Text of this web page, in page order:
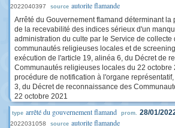
2022040397 source autorite flamande
Arrêté du Gouvernement flamand déterminant la
de la recevabilité des indices sérieux d'un
administration du culte par le Service de collecte
communautés religieuses locales et de
exécution de l'article 19, alinéa 6, du Décret de
Communautés religieuses locales du 22 octobre
procédure de notification à l'organe
3, du Décret de reconnaissance des
22 octobre 2021
type arrêté du gouvernement flamand prom. 28/01/
2022031058 source autorite flamande